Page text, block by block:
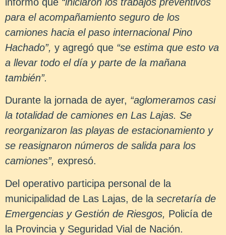
para el acompañamiento seguro de los
camiones hacia el paso internacional Pino
Hachado”, y agregó que “se estima que esto va
a llevar todo el día y parte de la mañana
también”.
Durante la jornada de ayer, “aglomeramos casi
la totalidad de camiones en Las Lajas. Se
reorganizaron las playas de estacionamiento y
se reasignaron números de salida para los
camiones”, expresó.
Del operativo participa personal de la
municipalidad de Las Lajas, de la secretaría de
Emergencias y Gestión de Riesgos, Policía de
la Provincia y Seguridad Vial de Nación.